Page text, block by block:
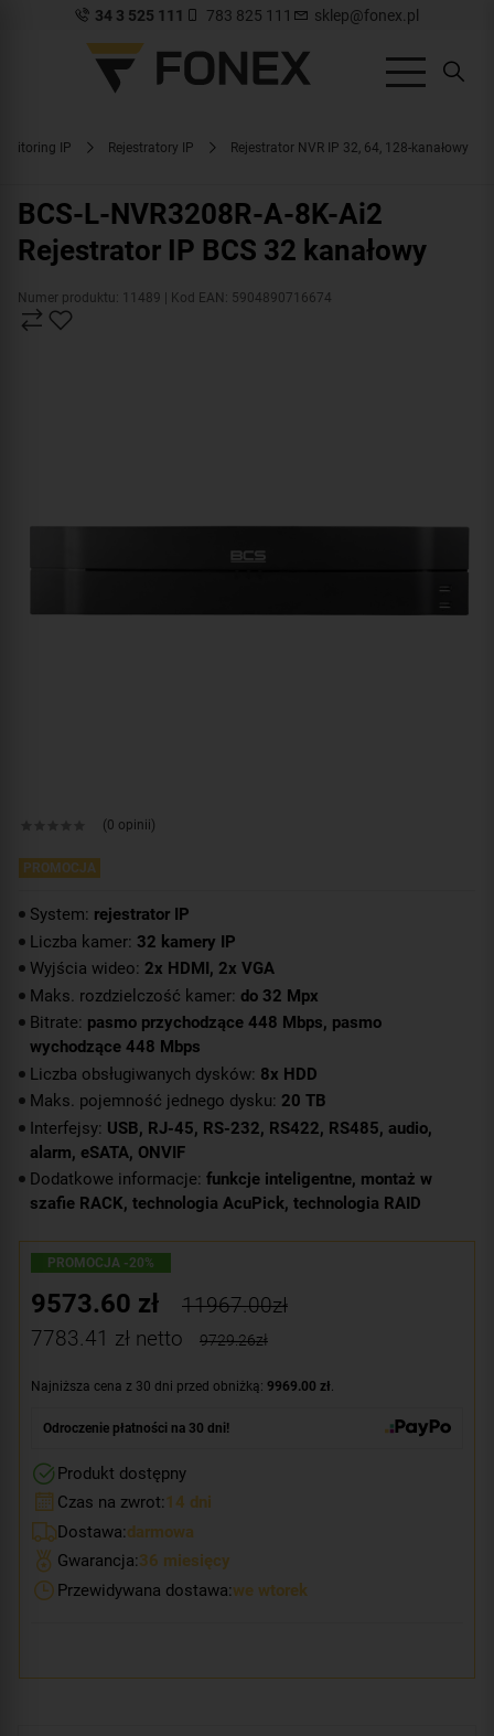
34 3 525 111 783 825 111 sklep@fonex.pl
IP Rejestratory IP Rejestrator NVR IP 32, 64, 128-kanałowy
BCS-L-NVR3208R-A-8K-Ai2
Rejestrator IP BCS 32 kanałowy
Numer produktu: 11489 | Kod EAN: 5904890716674
(0 opinii)
PROMOCJA
System: rejestrator IP
Liczba kamer: 32 kamery IP
Wyjścia wideo: 2x HDMI, 2x VGA
Maks. rozdzielczość kamer: do 32 Mpx
Bitrate: pasmo przychodzące 448 Mbps, pasmo
wychodzące 448 Mbps
Liczba obsługiwanych dysków: 8x HDD
Maks. pojemność jednego dysku: 20 TB
Interfejsy: USB, RJ-45, RS-232, RS422, RS485, audio,
alarm, eSATA, ONVIF
Dodatkowe informacje: funkcje inteligentne, montaż w
szafie RACK, technologia AcuPick, technologia RAID
PROMOCJA -20%
9573.60 zł
11967.00zł
7783.41 zł netto 9729.26zł
Najniższa cena z 30 dni przed obniżką: 9969.00 zł
Odroczenie płatności na 30 dni!
Produkt dostępny
Czas na zwrot:14 dni
Dostawa:darmowa
Gwarancja:36 miesięcy
Przewidywana dostawa:we wtorek